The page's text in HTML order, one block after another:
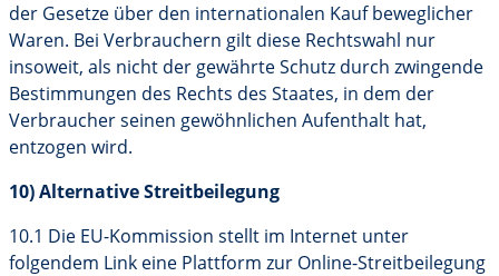
der Gesetze über den internationalen Kauf beweglicher
Waren. Bei Verbrauchern gilt diese Rechtswahl nur
insoweit, als nicht der gewährte Schutz durch zwingende
Bestimmungen des Rechts des Staates, in dem der
Verbraucher seinen gewöhnlichen Aufenthalt hat,
entzogen wird.
10) Alternative Streitbeilegung
10.1 Die EU-Kommission stellt im Internet unter
folgendem Link eine Plattform zur Online-Streitbeilegung